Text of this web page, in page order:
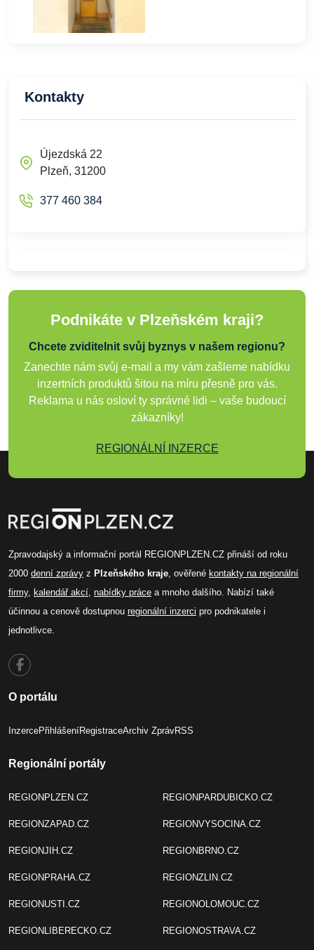
Kontakty
Újezdská 22
Plzeň, 31200
377 460 384
Podnikáte v Plzeňském kraji?
Chcete zviditelnit svůj byznys v našem regionu?
Zanechte nám svůj e-mail a my vám zašleme nabídku
inzertních produktů šitou na míru přesně pro vás.
Reklama u nás osloví ty správné lidi – vaše budoucí
zákazníky!
REGIONÁLNÍ INZERCE
Zpravodajský a informační portál REGIONPLZEN.CZ přináší od roku
2000 denní zprávy z Plzeňského kraje, ověřené kontakty na regionální
firmy, kalendář akcí, nabídky práce a mnoho dalšího. Nabízí také
účinnou a cenově dostupnou regionální inzerci pro podnikatele i
jednotlivce.
O portálu
InzercePřihlášeníRegistraceArchiv ZprávRSS
Regionální portály
REGIONPLZEN.CZ
REGIONZAPAD.CZ
REGIONJIH.CZ
REGIONPRAHA.CZ
REGIONUSTI.CZ
REGIONLIBERECKO.CZ
REGIONPARDUBICKO.CZ
REGIONVYSOCINA.CZ
REGIONBRNO.CZ
REGIONZLIN.CZ
REGIONOLOMOUC.CZ
REGIONOSTRAVA.CZ